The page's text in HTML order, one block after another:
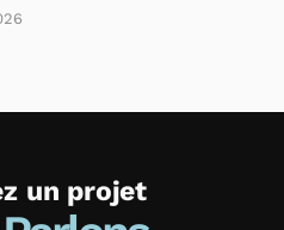
un projet